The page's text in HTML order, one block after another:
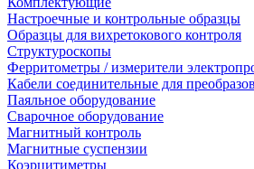
Настроечные и контрольные образцы
Образцы для вихретокового контроля
Структуроскопы
Ферритометры / измерители
Кабели соединительные для
Паяльное оборудование
Сварочное оборудование
Магнитный контроль
Магнитные суспензии
Коэрцитиметры